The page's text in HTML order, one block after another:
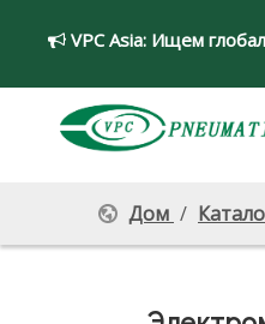
 VPC Asia: Ищем
Дом /